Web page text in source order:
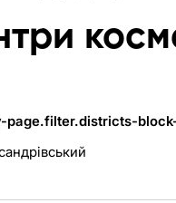
page.filter.districts-